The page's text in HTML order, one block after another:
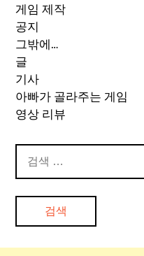
게임 제작
공지
그밖에…
글
기사
아빠가 골라주는 게임
영상 리뷰
색: